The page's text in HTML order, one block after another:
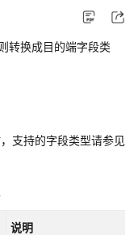
转换成目的端字段类
支持的字段类型请参见
说明